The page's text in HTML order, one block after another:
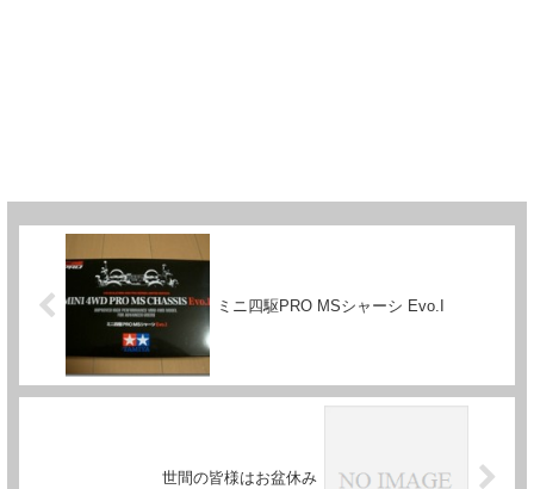
ミニ四駆PRO MSシャーシ Evo.I
世間の皆様はお盆休み